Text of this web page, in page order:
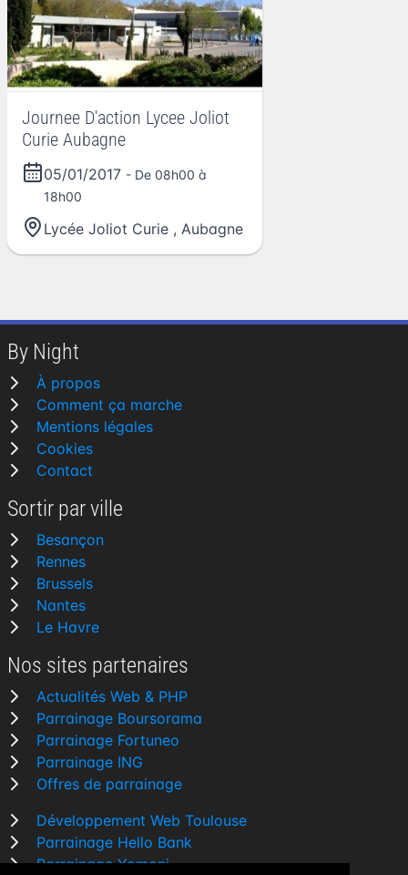
Journee D'action Lycee Joliot
Curie Aubagne
05/01/2017 - De 08h00 à
18h00
Lycée Joliot Curie , Aubagne
By Night
À propos
Comment ça marche
Mentions légales
Cookies
Contact
Sortir par ville
Besançon
Rennes
Brussels
Nantes
Le Havre
Nos sites partenaires
Actualités Web & PHP
Parrainage Boursorama
Parrainage Fortuneo
Parrainage ING
Offres de parrainage
Développement Web Toulouse
Parrainage Hello Bank
Parrainage Yomoni